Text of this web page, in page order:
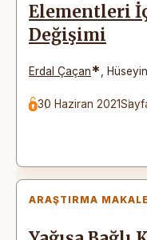
Elementleri
Değişimi
Erdal Çaçan*
30 Haziran 2021
ARAŞTIRMA